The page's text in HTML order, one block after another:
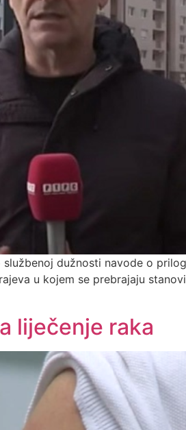
dužnosti navode o
u kojem se prebrajaju
liječenje raka